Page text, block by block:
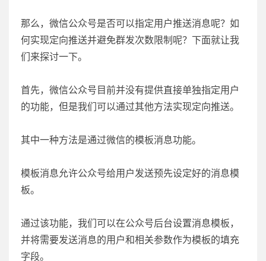
那么，微信公众号是否可以指定用户推送消息呢？如
何实现定向推送并避免群发次数限制呢？下面就让我
们来探讨一下。
首先，微信公众号目前并没有提供直接单独指定用户
的功能，但是我们可以通过其他方法实现定向推送。
其中一种方法是通过微信的模板消息功能。
模板消息允许公众号给用户发送预先设定好的消息模
板。
通过该功能，我们可以在公众号后台设置消息模板，
并将需要发送消息的用户和相关参数作为模板的填充
字段。